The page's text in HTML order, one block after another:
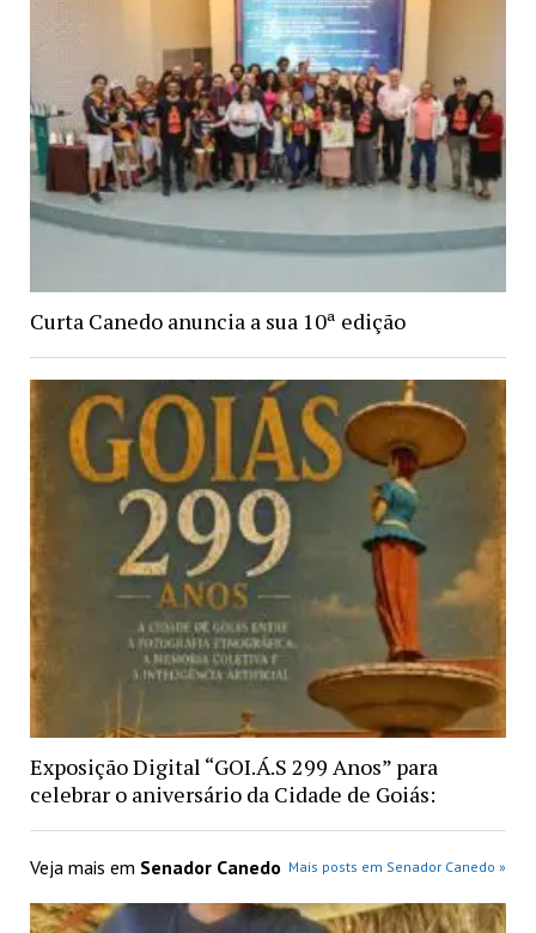
Curta Canedo anuncia a sua 10ª edição
Exposição Digital “GOI.Á.S 299 Anos” para
celebrar o aniversário da Cidade de Goiás:
Veja mais em Senador Canedo Mais posts em Senador Canedo »